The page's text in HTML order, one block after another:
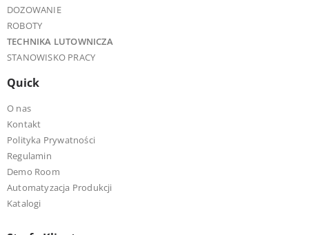
DOZOWANIE
ROBOTY
TECHNIKA LUTOWNICZA
STANOWISKO PRACY
Quick
O nas
Kontakt
Polityka Prywatności
Regulamin
Demo Room
Automatyzacja Produkcji
Katalogi